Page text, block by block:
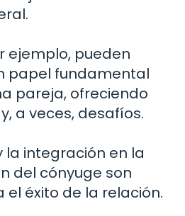
ejemplo, pueden
papel fundamental
pareja, ofreciendo
a veces, desafíos.
la integración en la
del cónyuge son
el éxito de la relación.